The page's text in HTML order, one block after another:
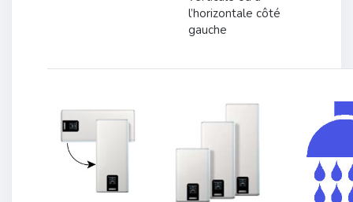
l’horizontale côté
gauche